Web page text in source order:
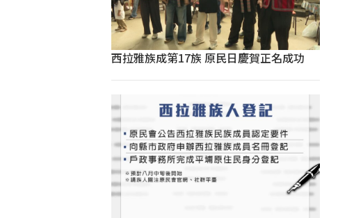
西拉雅族成第17族 原民日慶賀正名成功